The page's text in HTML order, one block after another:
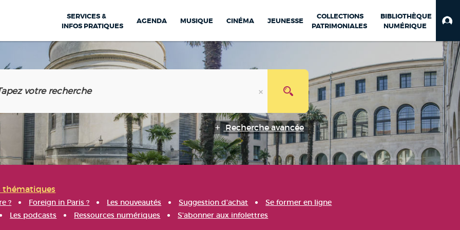
SERVICES &
INFOS PRATIQUES
AGENDA MUSIQUE CINÉMA JEUNESSE
COLLECTIONS
PATRIMONIALES
BIBLIOTHÈQUE
NUMÉRIQUE
Recherche avancée
thématiques
? Foreign in Paris ? Les nouveautés Suggestion d'achat
Se former en ligne
Les podcasts Ressources numériques S'abonner aux infolettres